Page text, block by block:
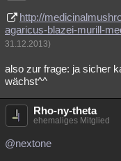
http://
agaricus-blazei-murill-
31.12.2013)
also zur frage: ja sicher
wächst^^
Rho-ny-theta
ehemaliges Mitglied
@nextone